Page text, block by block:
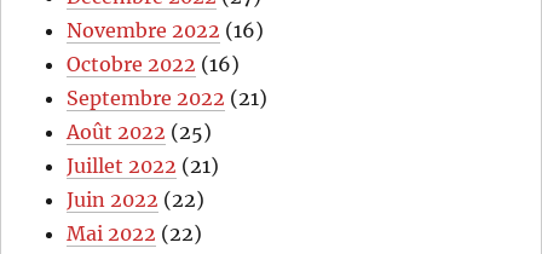
Novembre 2022 (16)
Octobre 2022 (16)
Septembre 2022 (21)
Août 2022 (25)
Juillet 2022 (21)
Juin 2022 (22)
Mai 2022 (22)